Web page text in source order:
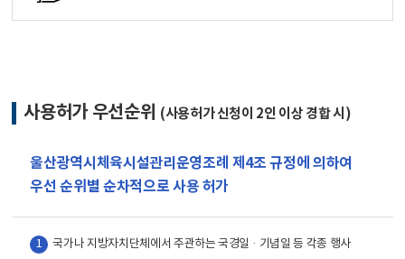
사용허가 우선순위 (사용허가 신청이 2인 이상 경합 시)
울산광역시체육시설관리운영조례 제4조 규정에 의하여
우선 순위별 순차적으로 사용 허가
1
국가나 지방자치단체에서 주관하는 국경일·기념일 등 각종 행사